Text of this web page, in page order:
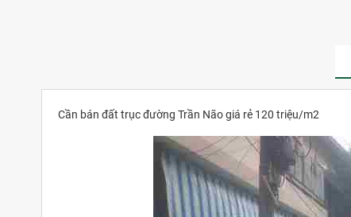
Cần bán đất trục đường Trần Não giá rẻ 120 triệu/m2